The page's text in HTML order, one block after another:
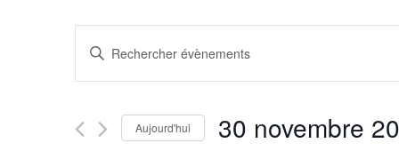
Recherche
et
navigation
vues
Saisir
clé.
ÉvènementsAujourd'hui 30 novembre